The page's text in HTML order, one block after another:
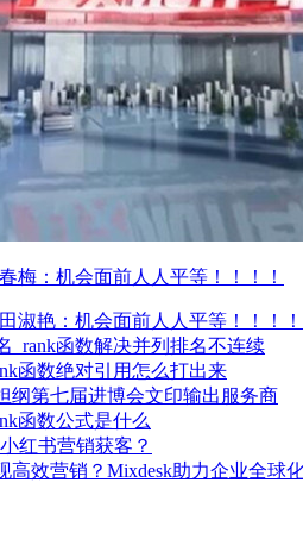
梅：机会面前人人平等！！！！
淑艳：机会面前人人平等！！！！
_rank函数解决并列排名不连续
函数绝对引用怎么打出来
纲第七届进博会文印输出服务商
函数公式是什么
红书营销获客？
高效营销？Mixdesk助力企业全球